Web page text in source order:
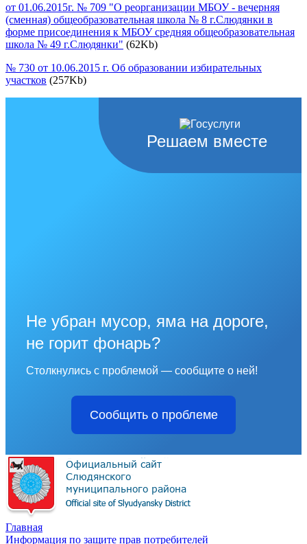
от 01.06.2015г. № 709 "О реорганизации МБОУ - вечерняя
(сменная) общеобразовательная школа № 8 г.Слюдянки в
форме присоединения к МБОУ средняя общеобразовательная
школа № 49 г.Слюдянки" (62Kb)
№ 730 от 10.06.2015 г. Об образовании избирательных
участков (257Kb)
Решаем вместе
Не убран мусор, яма на дороге,
не горит фонарь?
Столкнулись с проблемой — сообщите о ней!
Сообщить о проблеме
Главная
Информация по защите прав потребителей